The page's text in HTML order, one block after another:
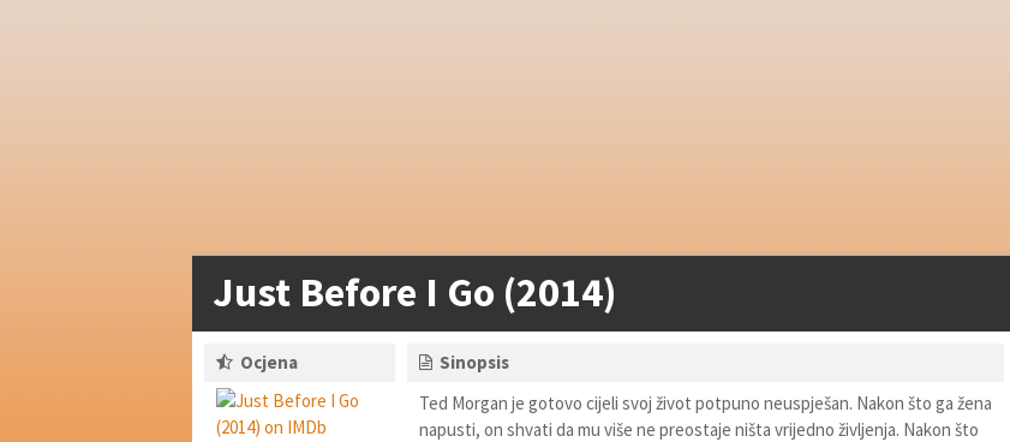
Just Before I Go (2014)
Ocjena
Sinopsis
Ted Morgan je gotovo cijeli svoj život potpuno neuspješan. Nakon što ga žena
napusti, on shvati da mu više ne preostaje ništa vrijedno življenja. Nakon što